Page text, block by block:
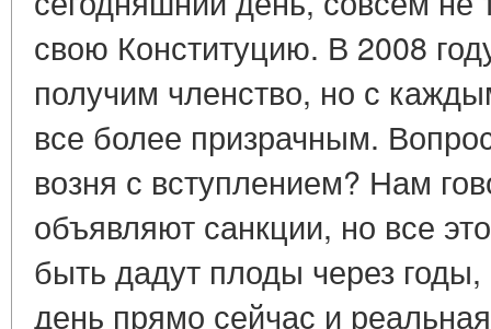
свою Конституцию. В 2008
получим членство, но с
все более призрачным.
возня с вступлением? Нам
объявляют санкции, но все
быть дадут плоды через
день прямо сейчас и